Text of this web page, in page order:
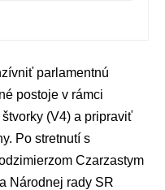
parlamentnú
postoje v rámci
(V4) a pripraviť
Po stretnutí s
Czarzastym
Národnej rady SR